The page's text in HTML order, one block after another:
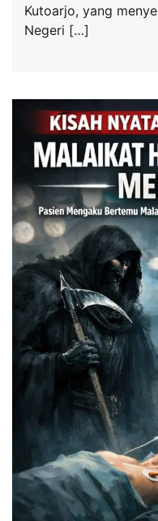
Kutoarjo, yang
Negeri […]